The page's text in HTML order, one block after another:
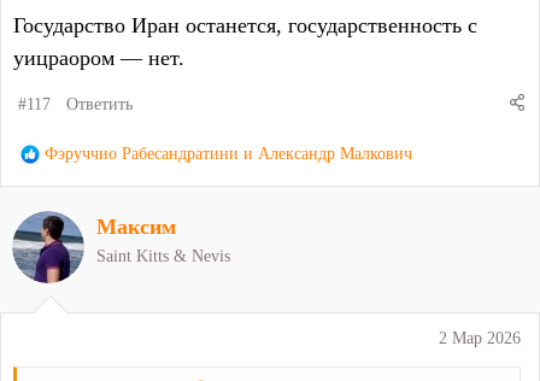
Государство Иран останется, государственность с
уицраором — нет.
#117 Ответить
Р
к
ц
и
Фэруччио Рабесандратини и Александр Малкович
2 Мар 2026
Максим
Saint Kitts & Nevis